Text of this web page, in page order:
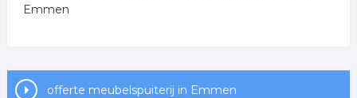
Emmen
offerte meubelspuiterij in Emmen